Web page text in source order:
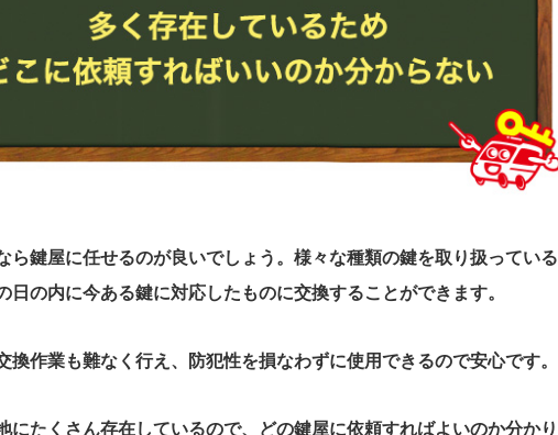
ら鍵屋に任せるのが良いでしょう。様々な種類の鍵を取り扱っている
日の内に今ある鍵に対応したものに交換することができます。
換作業も難なく行え、防犯性を損なわずに使用できるので安心です。
にたくさん存在しているので、どの鍵屋に依頼すればよいのか分かり